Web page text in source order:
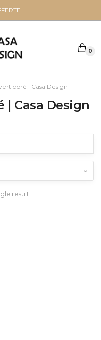
0
doré | Casa Design
| Casa Design
result